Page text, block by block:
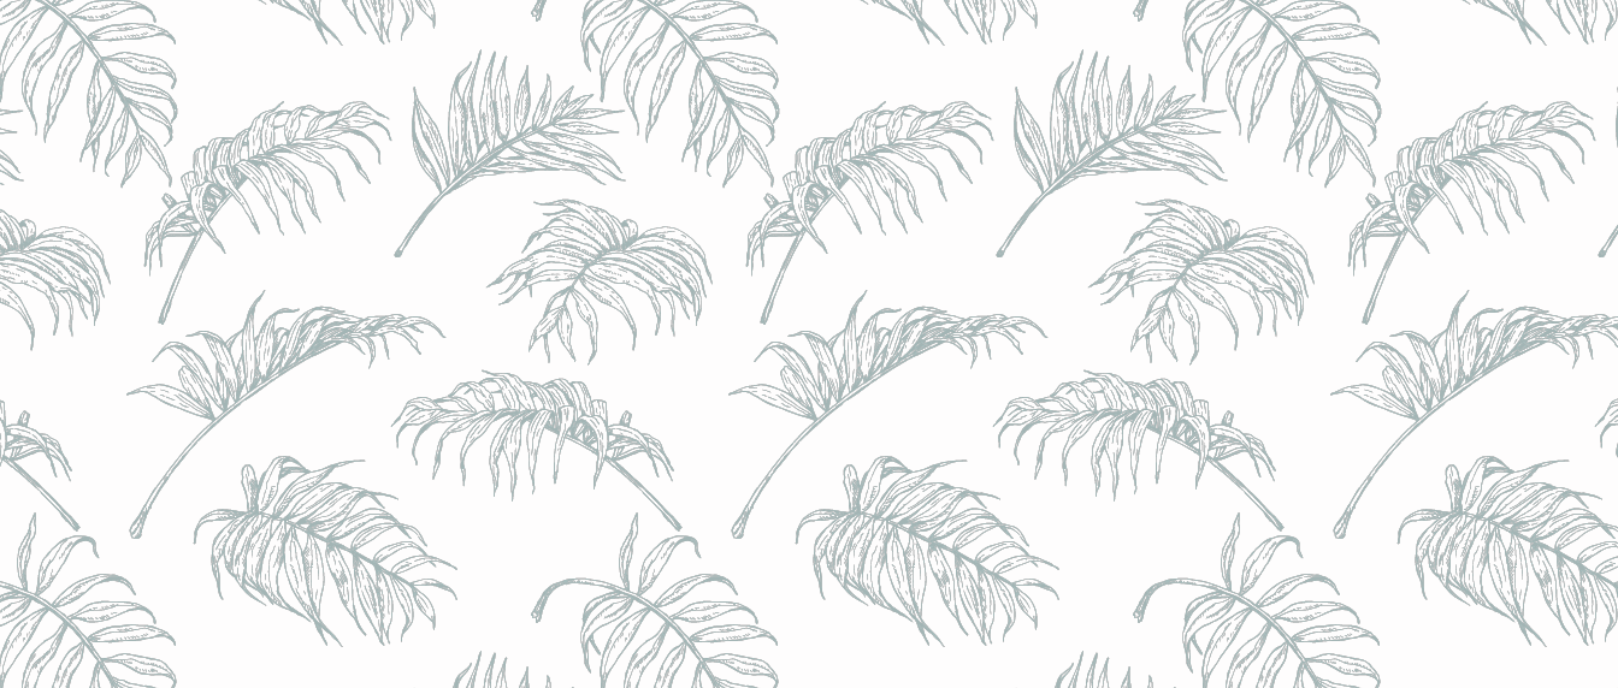
BRULO (UK) - King For A Day NEIPA - (Sans Alcool) - 0,5% - Canette 33cl
BRULO (UK) - King For A Day NEIPA - (Sans Alcool) - 0,5% - Canette 33cl
Achat immédiat